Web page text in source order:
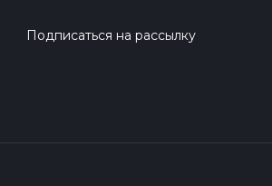
Подписаться на рассылку